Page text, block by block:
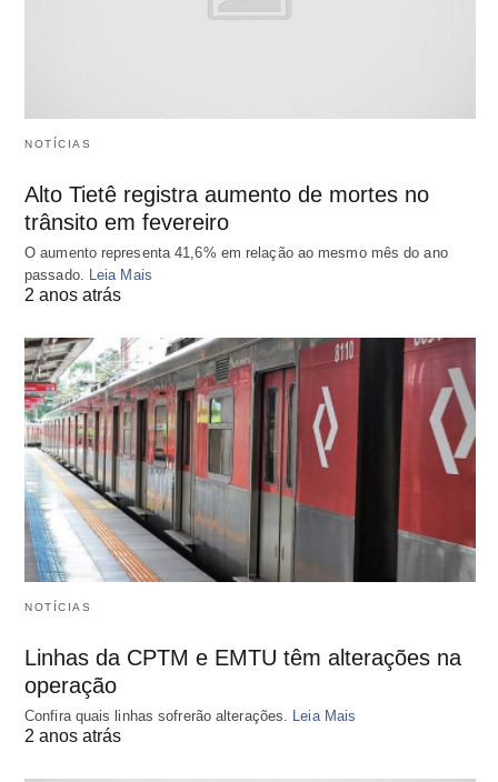
NOTÍCIAS
Alto Tietê registra aumento de mortes no
trânsito em fevereiro
O aumento representa 41,6% em relação ao mesmo mês do ano
passado.
Leia Mais
2 anos atrás
NOTÍCIAS
Linhas da CPTM e EMTU têm alterações na
operação
Confira quais linhas sofrerão alterações. Leia Mais
2 anos atrás